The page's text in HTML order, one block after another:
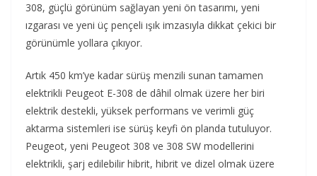
308, güçlü görünüm sağlayan yeni ön tasarımı, yeni
ızgarası ve yeni üç pençeli ışık imzasıyla dikkat çekici bir
görünümle yollara çıkıyor.
Artık 450 km’ye kadar sürüş menzili sunan tamamen
elektrikli Peugeot E-308 de dâhil olmak üzere her biri
elektrik destekli, yüksek performans ve verimli güç
aktarma sistemleri ise sürüş keyfi ön planda tutuluyor.
Peugeot, yeni Peugeot 308 ve 308 SW modellerini
elektrikli, şarj edilebilir hibrit, hibrit ve dizel olmak üzere